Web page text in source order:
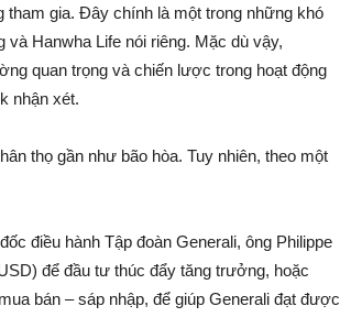
gia. Đây chính là một trong những khó
Hanwha Life nói riêng. Mặc dù vậy,
quan trọng và chiến lược trong hoạt động
nhận xét.
thọ gần như bão hòa. Tuy nhiên, theo một
điều hành Tập đoàn Generali, ông Philippe
để đầu tư thúc đẩy tăng trưởng, hoặc
bán – sáp nhập, để giúp Generali đạt được